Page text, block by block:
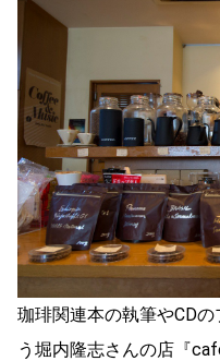
珈琲関連本の執筆やCD
う堀内隆志さんの店『